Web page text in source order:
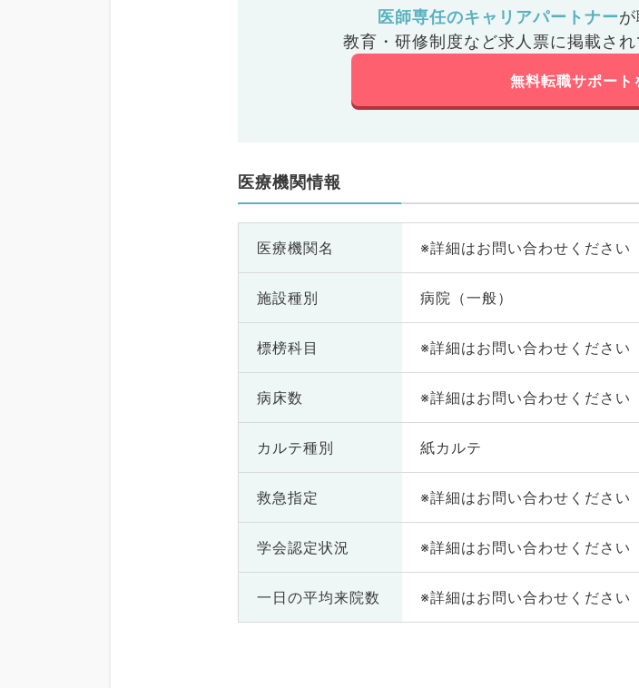
医師専任のキャリアパートナーが
教育・研修制度など求人票に掲載され
無料転職サポート
医療機関情報
医療機関名 ※詳細はお問い合わせください
施設種別 病院（一般）
標榜科目 ※詳細はお問い合わせください
病床数 ※詳細はお問い合わせください
カルテ種別 紙カルテ
救急指定 ※詳細はお問い合わせください
学会認定状況 ※詳細はお問い合わせください
一日の平均来院数 ※詳細はお問い合わせください